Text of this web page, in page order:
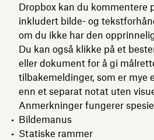
Dropbox kan du kommentere
inkludert bilde- og
om du ikke har den
Du kan også klikke på et
eller dokument for å gi
tilbakemeldinger, som er mye
enn et separat notat uten
Anmerkninger fungerer
Bildemanus
Statiske rammer